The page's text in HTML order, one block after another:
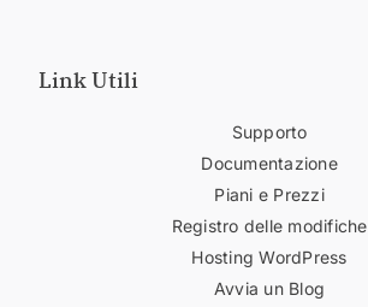
Link Utili
Supporto
Documentazione
Piani e Prezzi
Registro delle modifiche
Hosting WordPress
Avvia un Blog